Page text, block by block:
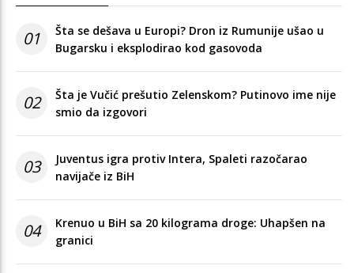
01
Šta se dešava u Europi? Dron iz Rumunije ušao u
Bugarsku i eksplodirao kod gasovoda
02
Šta je Vučić prešutio Zelenskom? Putinovo ime nije
smio da izgovori
03
Juventus igra protiv Intera, Spaleti razočarao
navijače iz BiH
04
Krenuo u BiH sa 20 kilograma droge: Uhapšen na
granici